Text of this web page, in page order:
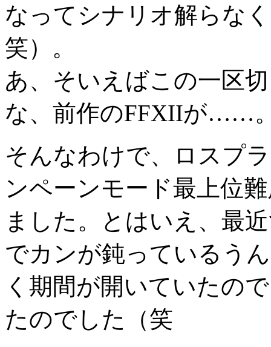
なってシナリオ解らな
笑）。
あ、そいえばこの一区
な、前作のFFXIIが……
そんなわけで、ロスプ
ンペーンモード最上位
ました。とはいえ、最
でカンが鈍っているう
く期間が開いていたの
たのでした（笑